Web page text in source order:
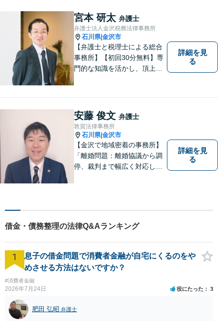
なります。 お気軽にご相談く
ださい。
宮本 研太 弁護士
弁護士法人金沢税務法律事務所
石川県|金沢市
【弁護士と税理士による総合
事務所】【初回30分無料】専
門的な知識を活かし、頂上＝
トします。 事務所ホームペー
ジあります。
詳細を見
る
安藤 俊文 弁護士
敦賀法律事務所
石川県|金沢市
【金沢で地域密着の事務所】
「離婚問題：離婚協議から調
停、裁判まで幅広く対応し、
弁護士が介入することで賠償
ケースあり」【休日・夜間相
談可】
詳細を見
る
借金・債務整理の法律Q&Aランキング
1
息子の借金問題で消費者金融が自宅にくるのをや
めさせる方法はないですか？
#消費者金融
2026年7月24日 役にたった 3
肥田 弘昭 弁護士